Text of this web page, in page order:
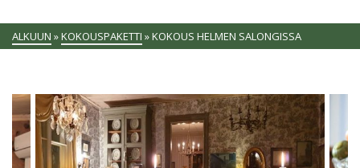
ALKUUN »KOKOUSPAKETTI »KOKOUS HELMEN SALONGISSA